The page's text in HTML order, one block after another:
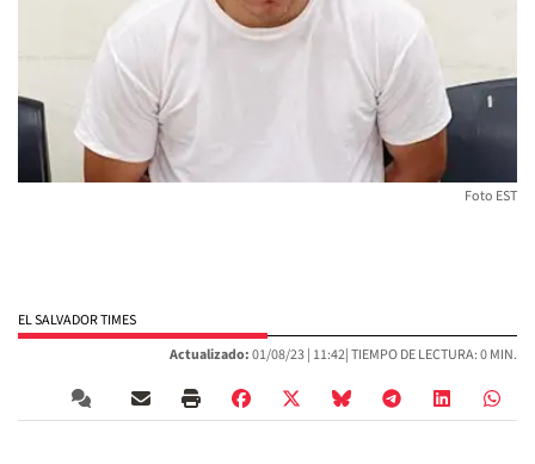
Foto EST
EL SALVADOR TIMES
Actualizado:01/08/23 | 11:42| TIEMPO DE LECTURA: 0 MIN.